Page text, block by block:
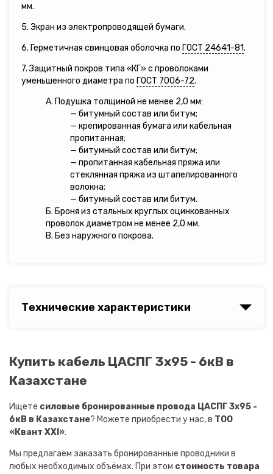
мм.
5. Экран из электропроводящей бумаги.
6. Герметичная свинцовая оболочка по ГОСТ 24641-81.
7. Защитный покров типа «КГ» с проволоками
уменьшенного диаметра по ГОСТ 7006-72.
А. Подушка толщиной не менее 2,0 мм:
— битумный состав или битум;
— крепированная бумага или кабельная
пропитанная;
— битумный состав или битум;
— пропитанная кабельная пряжа или
стеклянная пряжа из штапелированного
волокна;
— битумный состав или битум.
Б. Броня из стальных круглых оцинкованных
проволок диаметром не менее 2,0 мм.
В. Без наружного покрова.
Технические характеристики
Купить кабель ЦАСПГ 3х95 - 6кВ в
Казахстане
Ищете силовые бронированные провода ЦАСПГ 3х95 -
6кВ в Казахстане? Можете приобрести у нас, в ТОО
«Квант XXI».
Мы предлагаем заказать бронированные проводники в
любых необходимых объёмах. При этом стоимость товара